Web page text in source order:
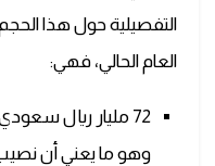
التفصيلية حول هذا
العام الحالي، فهي:
72 مليار ريال
وهو ما يعني أن